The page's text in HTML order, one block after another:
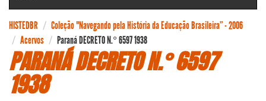
HISTEDBR
Coleção "Navegando pela História da Educação Brasileira” - 2006
Acervos
Paraná DECRETO N.° 6597 1938
PARANÁ DECRETO N.° 6597
1938